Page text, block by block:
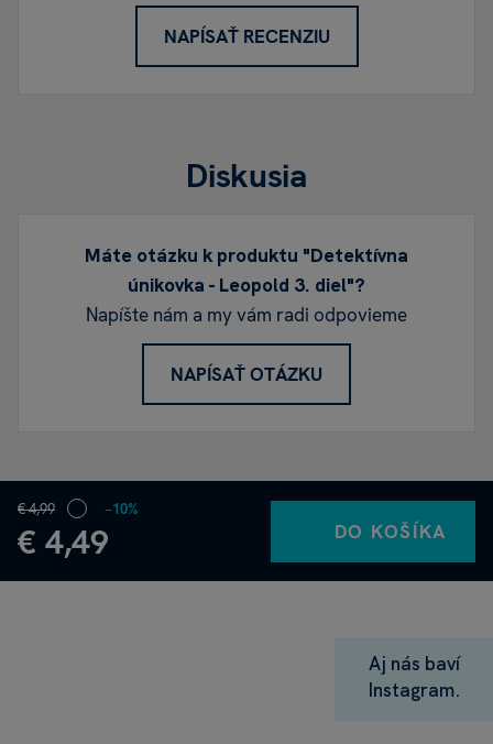
NAPÍSAŤ RECENZIU
Diskusia
Máte otázku k produktu "Detektívna
únikovka - Leopold 3. diel"?
Napíšte nám a my vám radi odpovieme
NAPÍSAŤ OTÁZKU
€ 4,99
€ 4,49
−10%
DO KOŠÍKA
Aj nás baví
Instagram.